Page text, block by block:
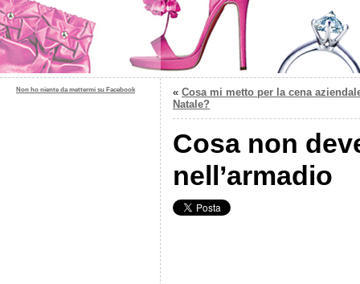
Non ho niente da mettermi su Facebook « Cosa mi metto per la cena
Natale?
Cosa non
nell’armadio